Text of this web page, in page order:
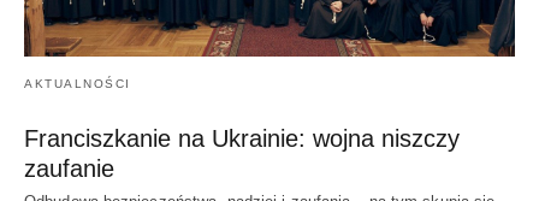
AKTUALNOŚCI
Franciszkanie na Ukrainie: wojna niszczy
zaufanie